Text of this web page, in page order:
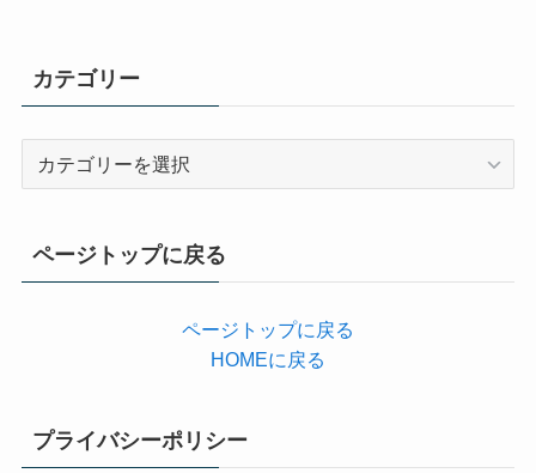
カテゴリー
ページトップに戻る
ページトップに戻る
HOMEに戻る
プライバシーポリシー